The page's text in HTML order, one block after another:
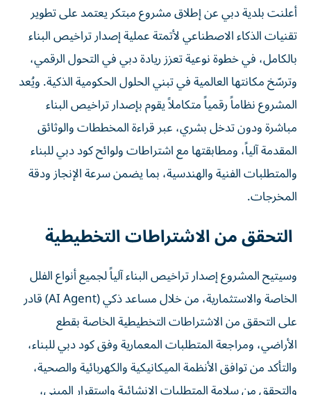
أعلنت بلدية دبي عن إطلاق مشروع مبتكر يعتمد على تطوير
تقنيات الذكاء الاصطناعي لأتمتة عملية إصدار تراخيص البناء
بالكامل، في خطوة نوعية تعزز ريادة دبي في التحول الرقمي،
وترسّخ مكانتها العالمية في تبني الحلول الحكومية الذكية. ويُعد
المشروع نظاماً رقمياً متكاملاً يقوم بإصدار تراخيص البناء
مباشرة ودون تدخل بشري، عبر قراءة المخططات والوثائق
المقدمة آلياً، ومطابقتها مع اشتراطات ولوائح كود دبي للبناء
والمتطلبات الفنية والهندسية، بما يضمن سرعة الإنجاز ودقة
المخرجات.
التحقق من الاشتراطات التخطيطية
وسيتيح المشروع إصدار تراخيص البناء آلياً لجميع أنواع الفلل
الخاصة والاستثمارية، من خلال مساعد ذكي (AI Agent) قادر
على التحقق من الاشتراطات التخطيطية الخاصة بقطع
الأراضي، ومراجعة المتطلبات المعمارية وفق كود دبي للبناء،
والتأكد من توافق الأنظمة الميكانيكية والكهربائية والصحية،